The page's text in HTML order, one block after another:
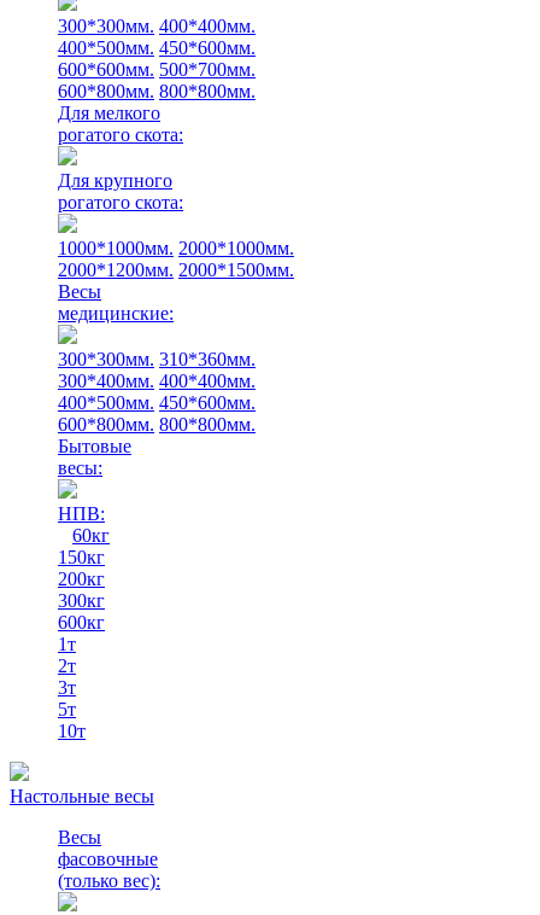
300*300мм. 400*400мм.
400*500мм. 450*600мм.
600*600мм. 500*700мм.
600*800мм. 800*800мм.
Для мелкого
рогатого скота:
Для крупного
рогатого скота:
1000*1000мм. 2000*1000мм.
2000*1200мм. 2000*1500мм.
Весы
медицинские:
300*300мм. 310*360мм.
300*400мм. 400*400мм.
400*500мм. 450*600мм.
600*800мм. 800*800мм.
Бытовые
весы:
НПВ:
60кг
150кг
200кг
300кг
600кг
1т
2т
3т
5т
10т
Настольные весы
Весы
фасовочные
(только вес):